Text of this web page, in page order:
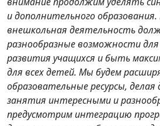
и дополнительного
внешкольная деятельность
разнообразные возможности
развития учащихся и быть
для всех детей. Мы будем
образовательные ресурсы,
занятия интересными и
предусмотрим интеграцию